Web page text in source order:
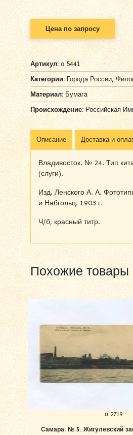
Цена по запросу
Артикул:о 5441
Категории: Города России,
Материал:Бумага
Происхождение:Российская
Описание Доставка и
Владивосток. № 24. Тип
(слуги).
Изд. Ленского А. А.
и Набгольц. 1903 г.
Ч/б, красный титр.
Похожие товары
о 2719
Самара. № 5. Жигулевский